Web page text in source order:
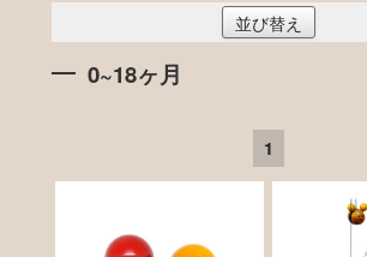
並び替え
0~18ヶ月
1